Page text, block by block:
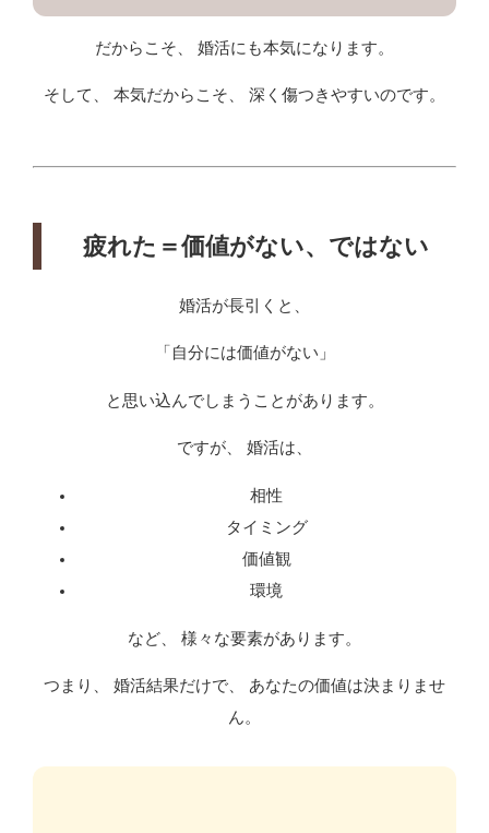
だからこそ、 婚活にも本気になります。
そして、 本気だからこそ、 深く傷つきやすいのです。
疲れた＝価値がない、ではない
婚活が長引くと、
「自分には価値がない」
と思い込んでしまうことがあります。
ですが、 婚活は、
相性
タイミング
価値観
環境
など、 様々な要素があります。
つまり、 婚活結果だけで、 あなたの価値は決まりませ
ん。